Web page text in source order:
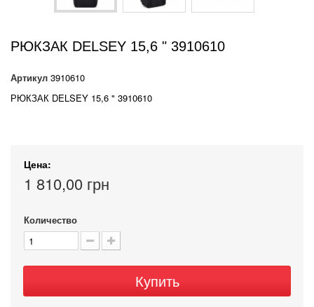
РЮКЗАК DELSEY 15,6 " 3910610
Артикул 3910610
РЮКЗАК DELSEY 15,6 " 3910610
Цена:
1 810,00 грн
Количество
Купить